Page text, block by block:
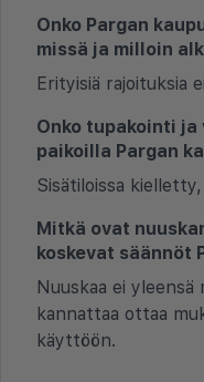
Onko Pargan
missä ja milloin
Erityisiä rajoituksia
Onko tupakointi
paikoilla Pargan
Sisätiloissa
Mitkä ovat
koskevat säännöt
Nuuskaa ei yleensä
kannattaa ottaa
käyttöön.